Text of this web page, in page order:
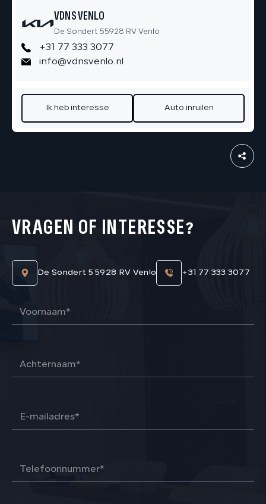
VDNS VENLO
De Sondert 55928 RV Venlo
+31 77 333 3077
info@vdnsvenlo.nl
Ik heb interesse Auto inruilen
VRAGEN OF INTERESSE?
De Sondert 5 5928 RV Venlo +31 77 333 3077